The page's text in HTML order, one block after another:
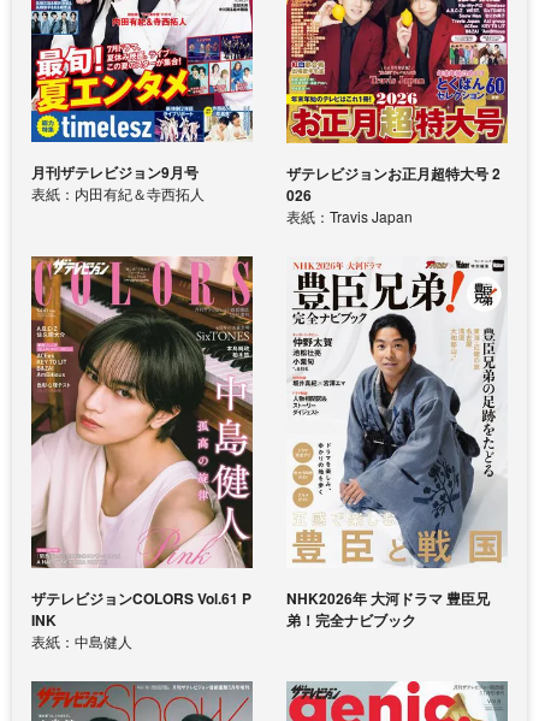
月刊ザテレビジョン9月号
表紙：内田有紀＆寺西拓人
ザテレビジョンお正月超特大号 2
026
表紙：Travis Japan
ザテレビジョンCOLORS Vol.61 P
INK
表紙：中島健人
NHK2026年 大河ドラマ 豊臣兄
弟！完全ナビブック